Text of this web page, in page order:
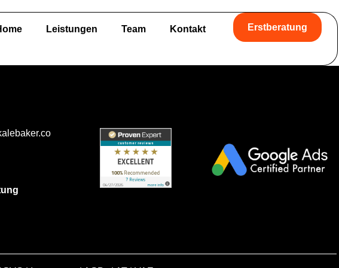
Leistungen Team Kontakt Erstberatung